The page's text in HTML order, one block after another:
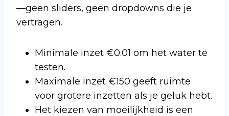
—geen sliders, geen dropdowns die je
vertragen.
Minimale inzet €0.01 om het water te
testen.
Maximale inzet €150 geeft ruimte
voor grotere inzetten als je geluk hebt.
Het kiezen van moeilijkheid is een